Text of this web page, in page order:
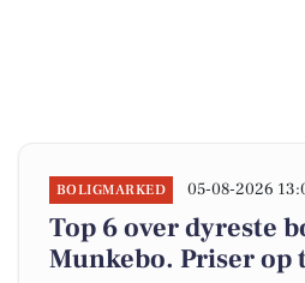
BOLIGMARKED 05-08-2026
Top 6 over dyreste
Munkebo. Priser